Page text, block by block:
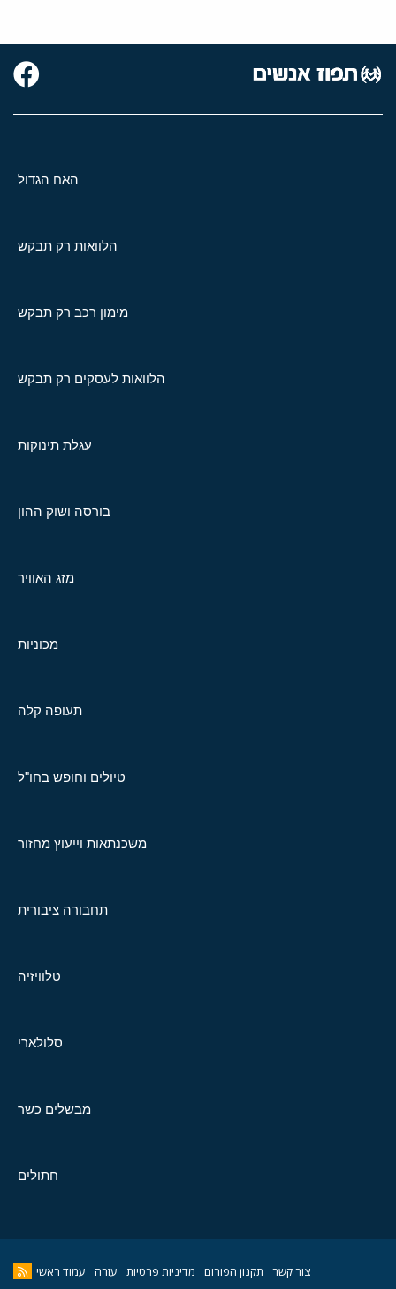
האח הגדול
הלוואות רק תבקש
מימון רכב רק תבקש
הלוואות לעסקים רק תבקש
עגלת תינוקות
בורסה ושוק ההון
מזג האוויר
מכוניות
תעופה קלה
טיולים וחופש בחו"ל
משכנתאות וייעוץ מחזור
תחבורה ציבורית
טלוויזיה
סלולארי
מבשלים כשר
חתולים
צור קשר תקנון הפורום מדיניות פרטיות עזרה עמוד ראשי